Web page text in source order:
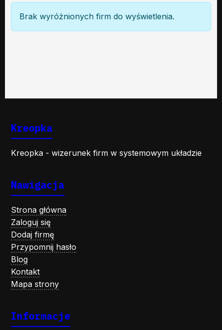
Brak wyróżnionych firm do wyświetlenia.
Kreopka
Kreopka - wizerunek firm w systemowym układzie
Nawigacja
Strona główna
Zaloguj się
Dodaj firmę
Przypomnij hasło
Blog
Kontakt
Mapa strony
Informacje